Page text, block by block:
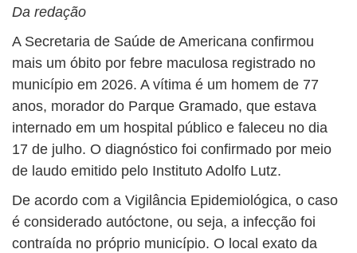
Da redação
A Secretaria de Saúde de Americana confirmou
mais um óbito por febre maculosa registrado no
município em 2026. A vítima é um homem de 77
anos, morador do Parque Gramado, que estava
internado em um hospital público e faleceu no dia
17 de julho. O diagnóstico foi confirmado por meio
de laudo emitido pelo Instituto Adolfo Lutz.
De acordo com a Vigilância Epidemiológica, o caso
é considerado autóctone, ou seja, a infecção foi
contraída no próprio município. O local exato da